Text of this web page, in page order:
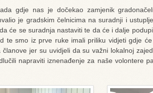
gdje nas je dočekao zamjenik
je gradskim čelnicima na suradnji i
će se suradnja nastaviti te da će i dalje
te smo iz prve ruke imali priliku vidjeti gdje
jer su uvidjeli da su važni lokalnoj
napraviti iznenađenje za naše volontere